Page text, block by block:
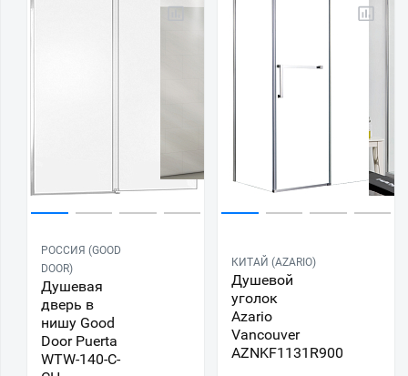
РОССИЯ (GOOD
DOOR)
Душевая
дверь в
нишу Good
Door Puerta
WTW-140-C-
КИТАЙ (AZARIO)
Душевой
уголок
Azario
Vancouver
AZNKF1131R900